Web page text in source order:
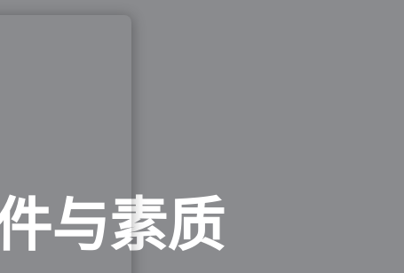
与素质